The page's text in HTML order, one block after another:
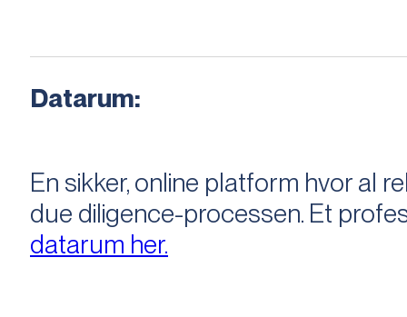
Datarum:
En sikker, online platform hvor al
due diligence-processen. Et
datarum her.